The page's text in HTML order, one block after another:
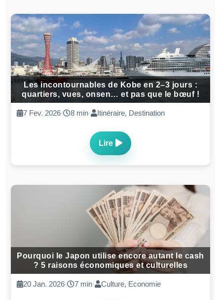
Les incontournables de Kobe en 2–3 jours :
quartiers, vues, onsen… et pas que le bœuf !
7 Fev. 2026· 8 min· Itinéraire, Destination
Lire
Pourquoi le Japon utilise encore autant le cash
? 5 raisons économiques et culturelles
20 Jan. 2026· 7 min· Culture, Economie